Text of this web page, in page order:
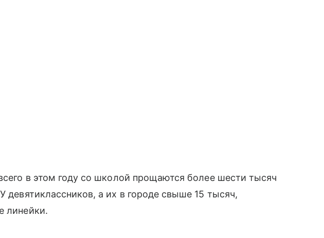
в этом году со школой прощаются более шести тысяч
девятиклассников, а их в городе свыше 15 тысяч,
линейки.